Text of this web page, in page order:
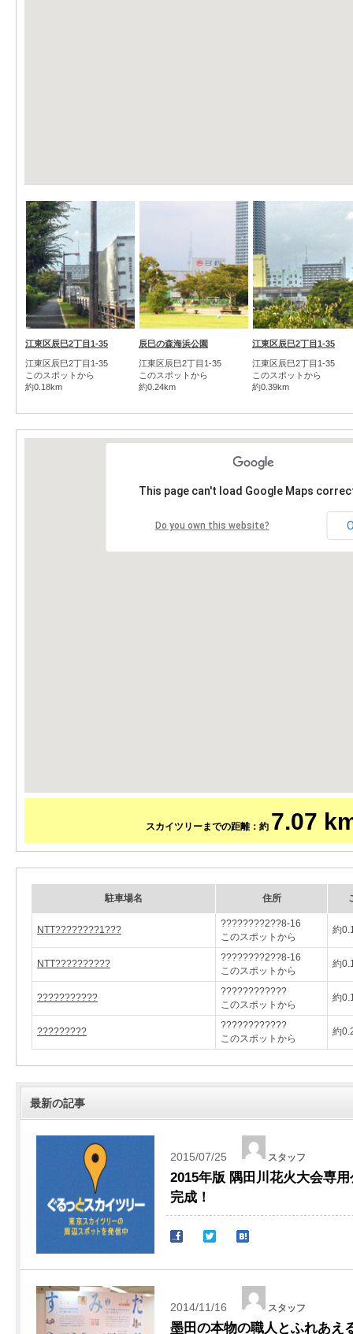
江東区辰巳2丁目1-35
江東区辰巳2丁目1-35
このスポットから
約0.18km
辰巳の森海浜公園
江東区辰巳2丁目1-35
このスポットから
約0.24km
江東区辰巳2丁目1-35
江東区辰巳2丁目1-35
このスポットから
約0.39km
This page can't load Google Maps
Do you own this website?
スカイツリーまでの距離：約 7.07
駐車場名 住所
NTT????????1???
????????2??8-16
このスポットから
約
NTT??????????
????????2??8-16
このスポットから
約
???????????
????????????
このスポットから
約
?????????
????????????
このスポットから
約
最新の記事
2015/07/25 スタッフ
2015年版 隅田川花火大会専
完成！
2014/11/16 スタッフ
墨田の本物の職人とふれあえ